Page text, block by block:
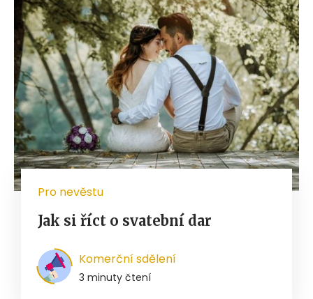
Pro nevěstu
Jak si říct o svatební dar
Komerční sdělení
3 minuty čtení